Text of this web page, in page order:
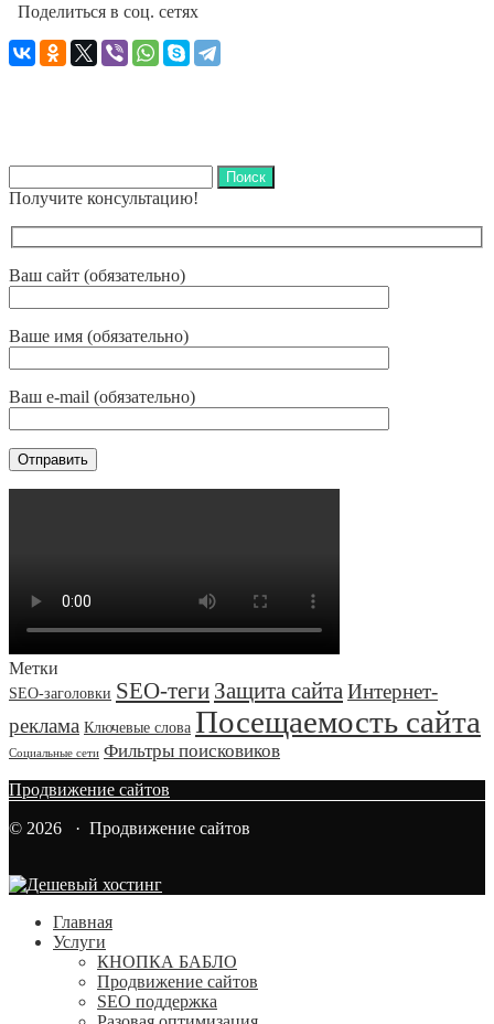
Поделиться в соц. сетях
Получите консультацию!
Ваш сайт (обязательно)
Ваше имя (обязательно)
Ваш e-mail (обязательно)
Метки
SEO-заголовки SEO-теги Защита сайта Интернет-
реклама Ключевые слова Посещаемость сайта
Социальные сети Фильтры поисковиков
Продвижение сайтов
© 2026 · Продвижение сайтов
Главная
Услуги
КНОПКА БАБЛО
Продвижение сайтов
SEO поддержка